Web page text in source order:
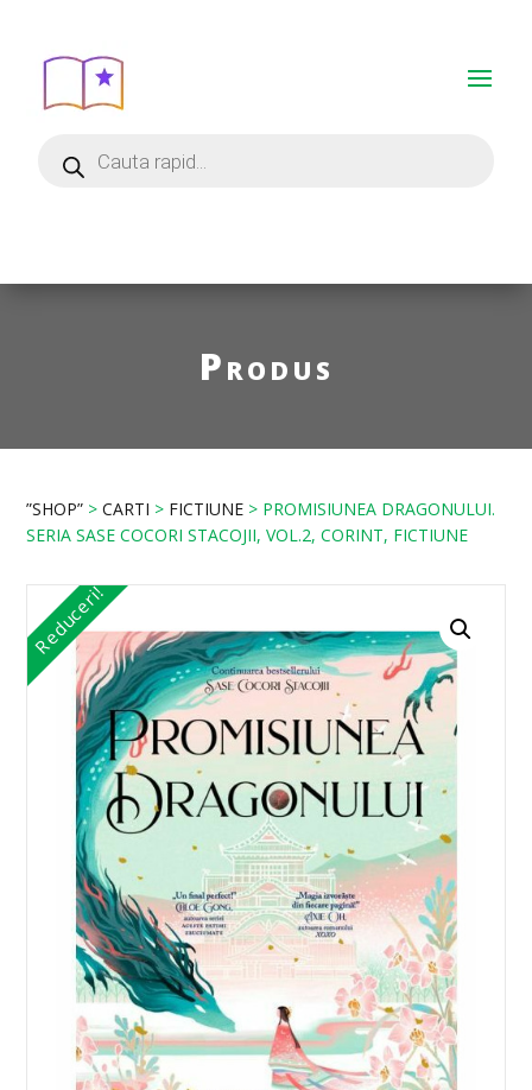
Produs
”SHOP” >CARTI > FICTIUNE > PROMISIUNEA DRAGONULUI.
SERIA SASE COCORI STACOJII, VOL.2, CORINT, FICTIUNE
Reduceri!